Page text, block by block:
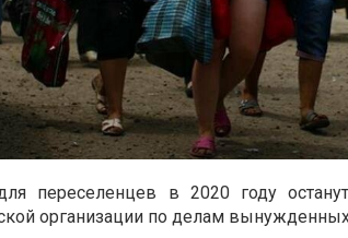
переселенцев в 2020 году
организации по делам